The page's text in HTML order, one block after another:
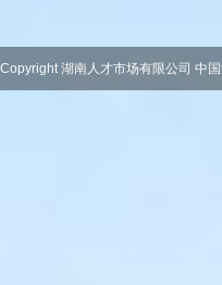
Copyright 湖南人才市场有限公司 中